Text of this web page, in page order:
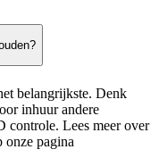
belangrijkste. Denk
inhuur andere
controle. Lees meer over
onze pagina